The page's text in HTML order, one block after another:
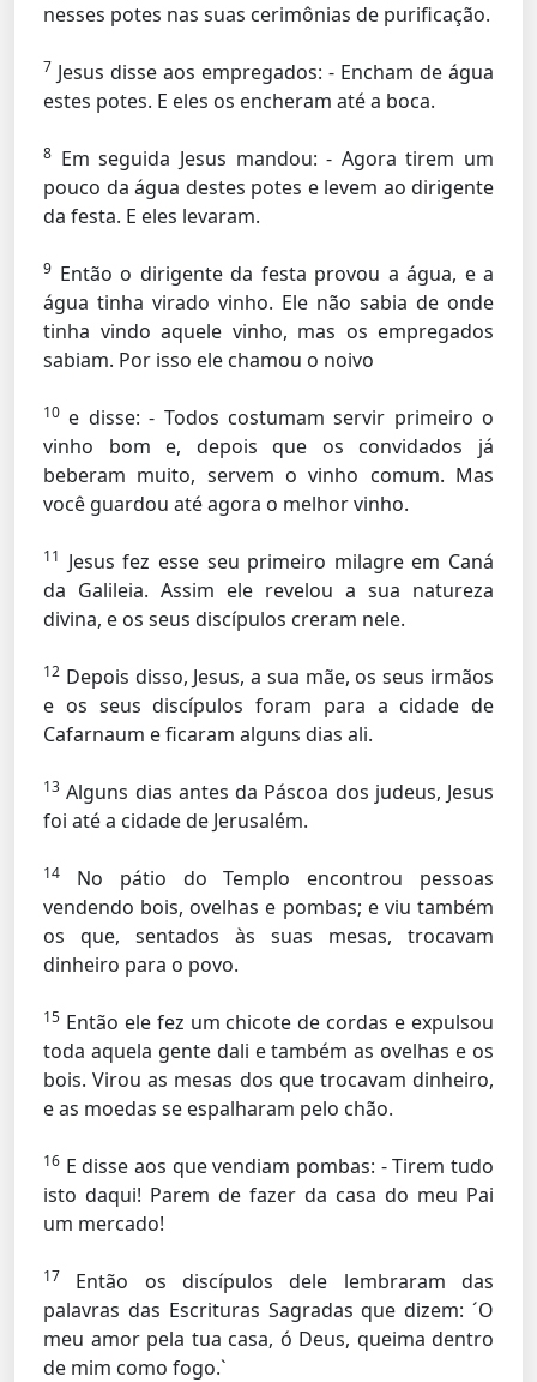
nesses potes nas suas cerimônias de purificação.
7 Jesus disse aos empregados: - Encham de água
estes potes. E eles os encheram até a boca.
8 Em seguida Jesus mandou:- Agora tirem um
pouco da água destes potes e levem ao dirigente
da festa. E eles levaram.
9 Então o dirigente da festa provou a água, e a
água tinha virado vinho. Ele não sabia de onde
tinha vindo aquele vinho, mas os empregados
sabiam. Por isso ele chamou o noivo
10 e disse: - Todos costumam servir primeiro o
vinho bom e, depois que os convidados já
beberam muito, servem o vinho comum. Mas
você guardou até agora o melhor vinho.
11 Jesus fez esse seu primeiro milagre em Caná
da Galileia. Assim ele revelou a sua natureza
divina, e os seus discípulos creram nele.
12 Depois disso, Jesus, a sua mãe, os seus irmãos
e os seus discípulos foram para a cidade de
Cafarnaum e ficaram alguns dias ali.
13 Alguns dias antes da Páscoa dos judeus, Jesus
foi até a cidade de Jerusalém.
14
No pátio do Templo encontrou pessoas
vendendo bois, ovelhas e pombas; e viu também
os que, sentados às suas mesas, trocavam
dinheiro para o povo.
15 Então ele fez um chicote de cordas e expulsou
toda aquela gente dali e também as ovelhas e os
bois. Virou as mesas dos que trocavam dinheiro,
e as moedas se espalharam pelo chão.
16 E disse aos que vendiam pombas: - Tirem tudo
isto daqui! Parem de fazer da casa do meu Pai
um mercado!
17
Então os discípulos dele lembraram das
palavras das Escrituras Sagradas que dizem: ´O
meu amor pela tua casa, ó Deus, queima dentro
de mim como fogo.`